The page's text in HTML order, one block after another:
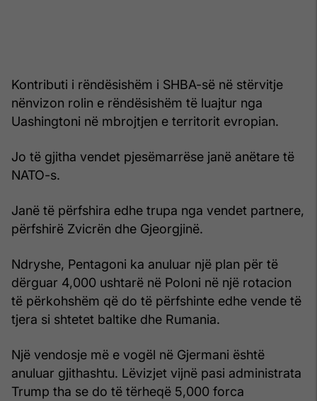
Kontributi i rëndësishëm i SHBA-së në stërvitje
nënvizon rolin e rëndësishëm të luajtur nga
Uashingtoni në mbrojtjen e territorit evropian.
Jo të gjitha vendet pjesëmarrëse janë anëtare të
NATO-s.
Janë të përfshira edhe trupa nga vendet partnere,
përfshirë Zvicrën dhe Gjeorgjinë.
Ndryshe, Pentagoni ka anuluar një plan për të
dërguar 4,000 ushtarë në Poloni në një rotacion
të përkohshëm që do të përfshinte edhe vende të
tjera si shtetet baltike dhe Rumania.
Një vendosje më e vogël në Gjermani është
anuluar gjithashtu. Lëvizjet vijnë pasi administrata
Trump tha se do të tërheqë 5,000 forca